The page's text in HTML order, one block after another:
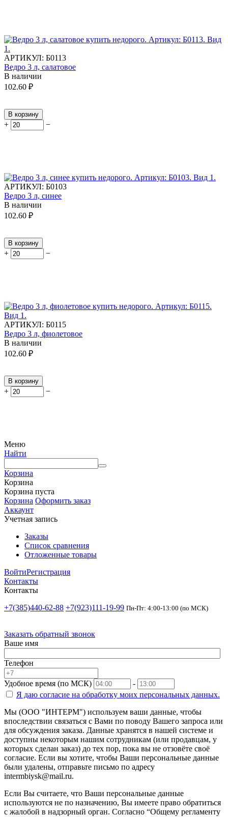
АРТИКУЛ: Б0113
Ведро 3 л, салатовое
В наличии
102.60 ₽
В корзину
+ −
АРТИКУЛ: Б0103
Ведро 3 л, синее
В наличии
102.60 ₽
В корзину
+ −
АРТИКУЛ: Б0115
Ведро 3 л, фиолетовое
В наличии
102.60 ₽
В корзину
+ −
Меню
Найти
Корзина
Корзина
Корзина пуста
Корзина Оформить заказ
Аккаунт
Учетная запись
Заказы
Список сравнения
Отложенные товары
ВойтиРегистрация
Контакты
Контакты
+7(385)440-62-88 +7(923)111-19-99 Пн-Пт: 4:00-13:00 (по МСК)
Заказать обратный звонок
Ваше имя
Телефон
Удобное время (по МСК)
-
Я даю согласие на обработку моих персональных данных.
Мы (ООО "ИНТЕРМ") используем ваши данные, чтобы
впоследствии связаться с Вами по поводу Вашего запроса или
для обсуждения заказа. Данные хранятся в нашей системе и
доступны некоторым нашим сотрудникам (или продавцам, у
которых сделан заказ) до тех пор, пока вы не отзовёте своё
согласие. Если вы хотите, чтобы Ваши персональные данные
были удалены, отправьте письмо по адресу
intermbiysk@mail.ru.
Если Вы считаете, что Ваши персональные данные
используются не по назначению, Вы имеете право обратиться
с жалобой в надзорный орган. Согласно “Общему регламенту